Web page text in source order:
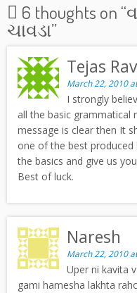
થઈ રહેલા વિકાસની ઝાંખી
આપવાની ઈચ્છા અને મનમાં
6 thoughts on “
ચાવડા”
Tejas
March 22, 2010
I strongly
all the basic grammatical
message is clear then It
one of the best produced
the basics and give us
Best of luck.
Naresh
March 22, 2010
Uper ni kavita
gami hamesha lakhta